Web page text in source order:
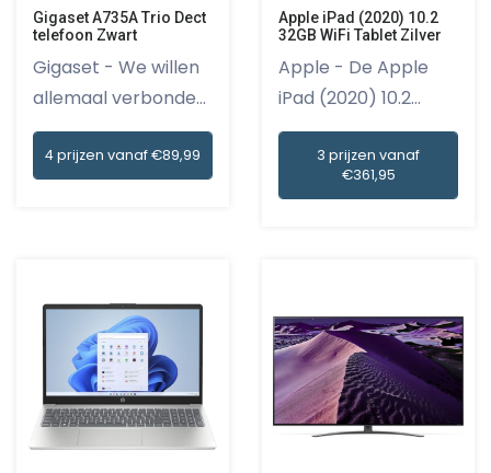
Gigaset A735A Trio Dect
telefoon Zwart
Gigaset - We willen
allemaal verbonden
blij...
4 prijzen vanaf €89,99
Apple iPad (2020) 10.2
32GB WiFi Tablet Zilver
Apple - De Apple
iPad (2020) 10.2
32GB WiFi...
3 prijzen vanaf
€361,95